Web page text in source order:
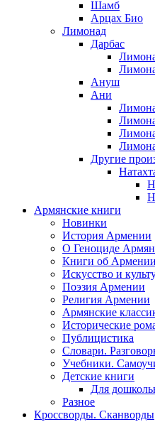
Шамб
Арцах Био
Лимонад
Дарбас
Ануш
Ани
Другие
Армянские книги
Новинки
История Армении
О Геноциде Армян
Книги об Армении
Иcкусство и
Поэзия Армении
Религия Армении
Армянские
Исторические
Публицистика
Словари.
Учебники.
Детские книги
Для
Разное
Кроссворды. Сканворды